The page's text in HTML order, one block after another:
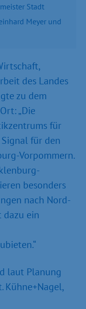
Stadt
Meyer und
des Landes
zu dem
„Die
für
für den
Vorpommern.
besonders
nach Nord-
dazu ein
laut Planung
Kühne+Nagel,